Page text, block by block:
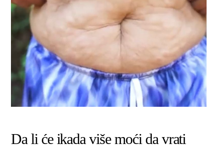
Da li će ikada više moći da vrati